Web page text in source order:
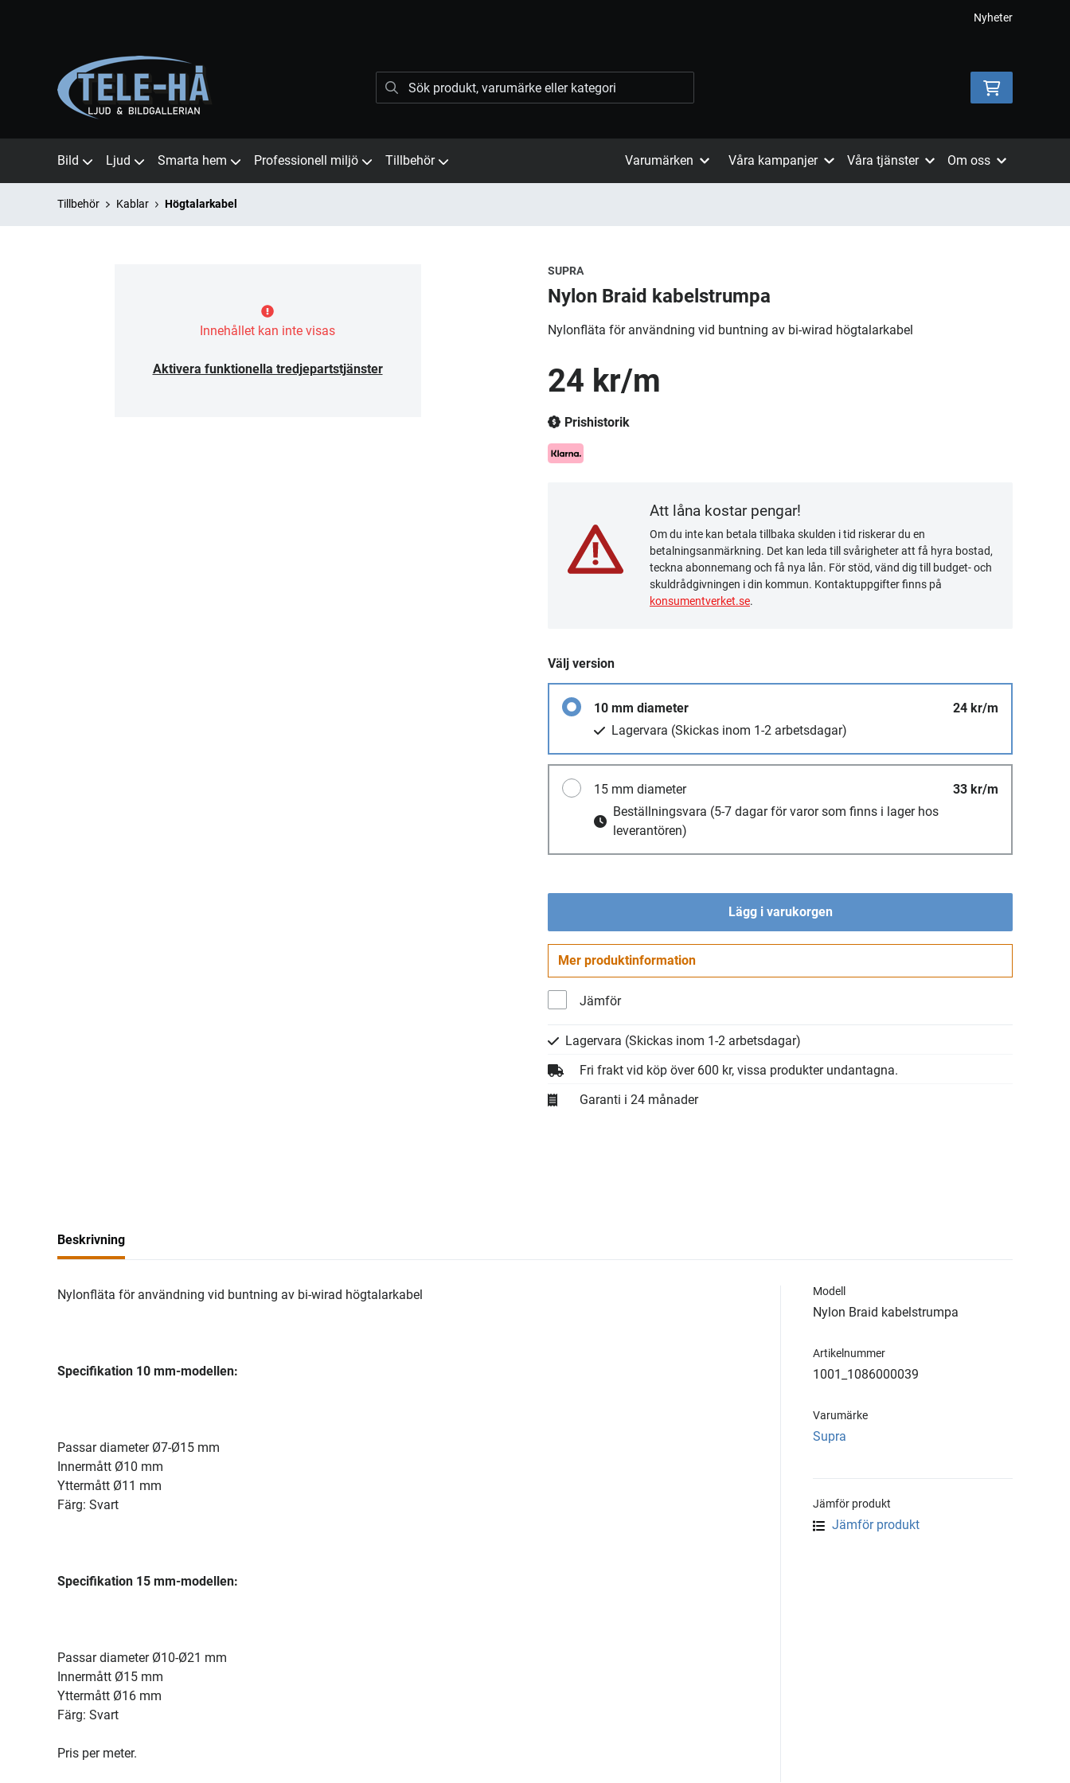
Nyheter
Bild Ljud Smarta hem Professionell miljö Tillbehör Varumärken Våra kampanjer Våra tjänster Om oss
Tillbehör Kablar Högtalarkabel
Innehållet kan inte visas
Aktivera funktionella tredjepartstjänster
SUPRA
Nylon Braid kabelstrumpa
Nylonfläta för användning vid buntning av bi-wirad högtalarkabel
24 kr/m
Prishistorik
Att låna kostar pengar!
Om du inte kan betala tillbaka skulden i tid riskerar du en
betalningsanmärkning. Det kan leda till svårigheter att få hyra bostad,
teckna abonnemang och få nya lån. För stöd, vänd dig till budget- och
skuldrådgivningen i din kommun. Kontaktuppgifter finns på
konsumentverket.se.
Välj version
10 mm diameter
24 kr/m
Lagervara (Skickas inom 1-2 arbetsdagar)
15 mm diameter
33 kr/m
Beställningsvara (5-7 dagar för varor som finns i lager hos
leverantören)
Lägg i varukorgen
Mer produktinformation
Jämför
Lagervara (Skickas inom 1-2 arbetsdagar)
Fri frakt vid köp över 600 kr, vissa produkter undantagna.
Garanti i 24 månader
Beskrivning
Nylonfläta för användning vid buntning av bi-wirad högtalarkabel
Specifikation 10 mm-modellen:
Passar diameter Ø7-Ø15 mm
Innermått Ø10 mm
Yttermått Ø11 mm
Färg: Svart
Specifikation 15 mm-modellen:
Passar diameter Ø10-Ø21 mm
Innermått Ø15 mm
Yttermått Ø16 mm
Färg: Svart
Pris per meter.
Modell
Nylon Braid kabelstrumpa
Artikelnummer
1001_1086000039
Varumärke
Supra
Jämför produkt
Jämför produkt